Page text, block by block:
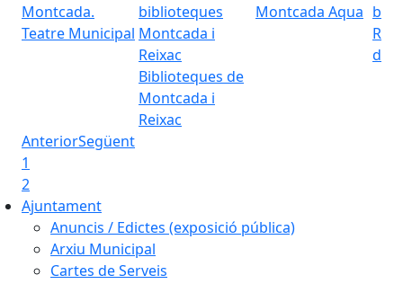
Teatre Municipal
Biblioteques de
Montcada i
Reixac
Montcada Aqua
AnteriorSegüent
1
2
Ajuntament
Anuncis / Edictes (exposició pública)
Arxiu Municipal
Cartes de Serveis